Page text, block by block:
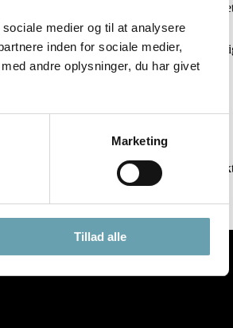
medier og til at analysere
inden for sociale medier,
andre oplysninger, du har givet
Marketing
Tillad alle
de forskellige styrker, som er udmålt til
på til langt væk – og omvendt.
Du behøver ikke at have dine briller med
de fleste bestemt også befriende.
som øjnene vænner sig til